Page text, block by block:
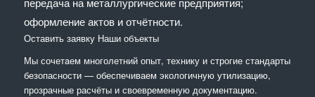
оформление актов и отчётности.
Оставить заявку Наши объекты
Мы сочетaем многолетний опыт, технику и строгие стандарты
безопасности — обеспечиваем экологичную утилизацию,
прозрачные расчёты и своевременную документацию.